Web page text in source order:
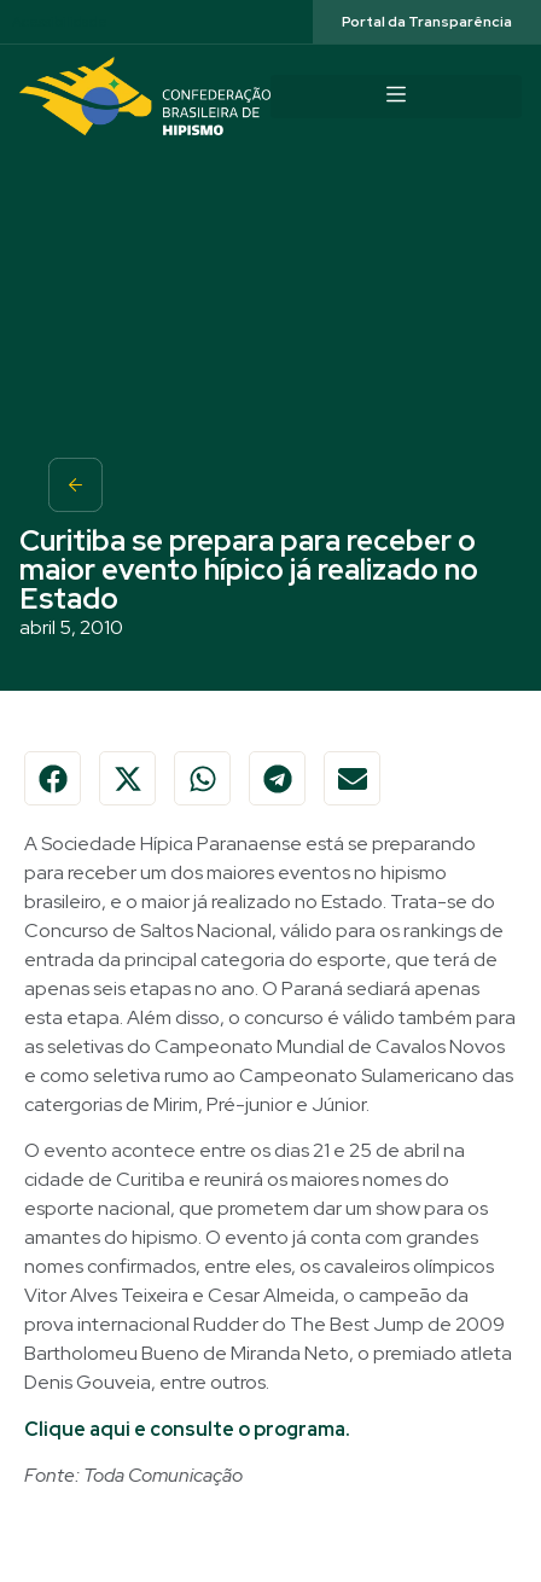
Portal da Transparência
Curitiba se prepara para receber o
maior evento hípico já realizado no
Estado
abril 5, 2010
A Sociedade Hípica Paranaense está se preparando
para receber um dos maiores eventos no hipismo
brasileiro, e o maior já realizado no Estado. Trata-se do
Concurso de Saltos Nacional, válido para os rankings de
entrada da principal categoria do esporte, que terá de
apenas seis etapas no ano. O Paraná sediará apenas
esta etapa. Além disso, o concurso é válido também para
as seletivas do Campeonato Mundial de Cavalos Novos
e como seletiva rumo ao Campeonato Sulamericano das
catergorias de Mirim, Pré-junior e Júnior.
O evento acontece entre os dias 21 e 25 de abril na
cidade de Curitiba e reunirá os maiores nomes do
esporte nacional, que prometem dar um show para os
amantes do hipismo. O evento já conta com grandes
nomes confirmados, entre eles, os cavaleiros olímpicos
Vitor Alves Teixeira e Cesar Almeida, o campeão da
prova internacional Rudder do The Best Jump de 2009
Bartholomeu Bueno de Miranda Neto, o premiado atleta
Denis Gouveia, entre outros.
Clique aqui e consulte o programa.
Fonte: Toda Comunicação